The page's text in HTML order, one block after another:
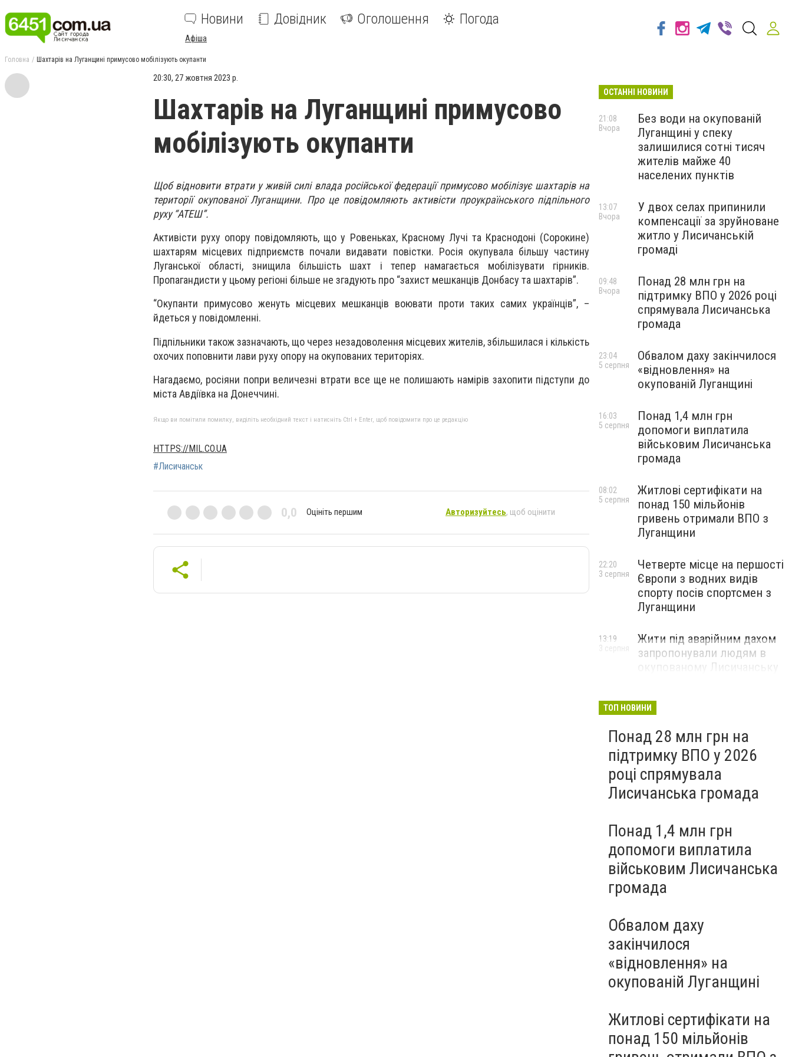
Новини Довідник Оголошення Погода
Афіша
Головна Шахтарів на Луганщині примусово мобілізують окупанти
20:30, 27 жовтня 2023 р.
Шахтарів на Луганщині примусово
мобілізують окупанти
Щоб відновити втрати у живій силі влада російської федерації примусово мобілізує шахтарів на
території окупованої Луганщини. Про це повідомляють активісти проукраїнського підпільного
руху “АТЕШ”.
Активісти руху опору повідомляють, що у Ровеньках, Красному Лучі та Краснодоні (Сорокине)
шахтарям місцевих підприємств почали видавати повістки. Росія окупувала більшу частину
Луганської області, знищила більшість шахт і тепер намагається мобілізувати гірників.
Пропагандисти у цьому регіоні більше не згадують про “захист мешканців Донбасу та шахтарів”.
“Окупанти примусово женуть місцевих мешканців воювати проти таких самих українців”, –
йдеться у повідомленні.
Підпільники також зазначають, що через незадоволення місцевих жителів, збільшилася і кількість
охочих поповнити лави руху опору на окупованих територіях.
Нагадаємо, росіяни попри величезні втрати все ще не полишають намірів захопити підступи до
міста Авдіївка на Донеччині.
Якщо ви помітили помилку, виділіть необхідний текст і натисніть Ctrl + Enter, щоб повідомити про це редакцію
HTTPS://MIL.CO.UA
#Лисичанськ
0,0 Оцініть першим Авторизуйтесь, щоб оцінити
ОСТАННІ НОВИНИ
Без води на окупованій
Луганщині у спеку
залишилися сотні тисяч
жителів майже 40
населених пунктів
21:08
Вчора
У двох селах припинили
компенсації за зруйноване
житло у Лисичанській
громаді
13:07
Вчора
Понад 28 млн грн на
підтримку ВПО у 2026 році
спрямувала Лисичанська
громада
09:48
Вчора
Обвалом даху закінчилося
«відновлення» на
окупованій Луганщині
23:04
5 серпня
Понад 1,4 млн грн
допомоги виплатила
військовим Лисичанська
громада
16:03
5 серпня
Житлові сертифікати на
понад 150 мільйонів
гривень отримали ВПО з
Луганщини
08:02
5 серпня
Четверте місце на першості
Європи з водних видів
спорту посів спортсмен з
Луганщини
22:20
3 серпня
Жити під аварійним дахом
запропонували людям в
окупованому Лисичанську
13:19
3 серпня
ТОП НОВИНИ
Понад 28 млн грн на
підтримку ВПО у 2026
році спрямувала
Лисичанська громада
Понад 1,4 млн грн
допомоги виплатила
військовим Лисичанська
громада
Обвалом даху
закінчилося
«відновлення» на
окупованій Луганщині
Житлові сертифікати на
понад 150 мільйонів